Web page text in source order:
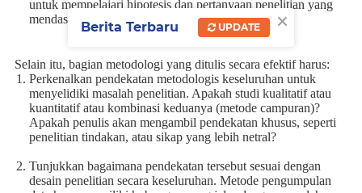
untuk mempelajari hipotesis dan pertanyaan penelitian yang
mendasarinya.
Selain itu, bagian metodologi yang ditulis secara efektif harus:
Perkenalkan pendekatan metodologis keseluruhan untuk
menyelidiki masalah penelitian. Apakah studi kualitatif atau
kuantitatif atau kombinasi keduanya (metode campuran)?
Apakah penulis akan mengambil pendekatan khusus, seperti
penelitian tindakan, atau sikap yang lebih netral?
Tunjukkan bagaimana pendekatan tersebut sesuai dengan
desain penelitian secara keseluruhan. Metode pengumpulan
×
Berita Terbaru UPDATE